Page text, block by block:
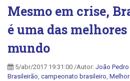
Mesmo em crise,
é uma das
mundo
5/abr/2017 19:31:00 /Autor: João Pedro
Brasileirão, campeonato brasileiro,